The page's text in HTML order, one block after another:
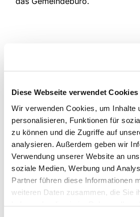
Diese Webseite verwendet Cookies
Wir verwenden Cookies, um Inhalte
personalisieren, Funktionen für
zu können und die Zugriffe auf
analysieren. Außerdem geben wir
Verwendung unserer Website an
soziale Medien, Werbung und
Partner führen diese Informationen
weiteren Daten zusammen, die Sie